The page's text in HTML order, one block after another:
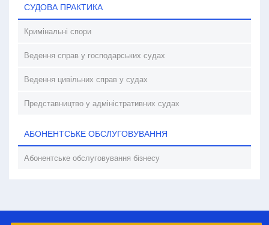
СУДОВА ПРАКТИКА
Кримінальні спори
Ведення справ у господарських судах
Ведення цивільних справ у судах
Представництво у адміністративних судах
АБОНЕНТСЬКЕ ОБСЛУГОВУВАННЯ
Абонентське обслуговування бізнесу